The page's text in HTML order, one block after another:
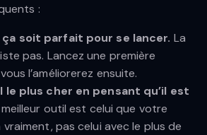
:
soit parfait pour se lancer. La
pas. Lancez une première
l’améliorerez ensuite.
le plus cher en pensant qu’il est
outil est celui que votre
pas celui avec le plus de